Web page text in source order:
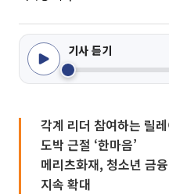
기사 듣기
각계 리더 참여하는 릴
도박 근절 ‘한마음’
메리츠화재, 청소년 금
지속 확대